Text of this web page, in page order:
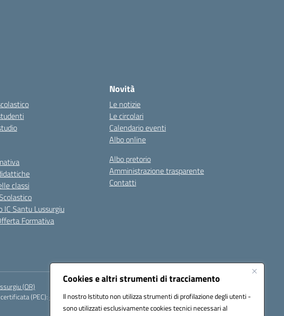
Cookies e altri strumenti di tracciamento
Il nostro Istituto non utilizza strumenti di profilazione degli utenti -
sono utilizzati esclusivamente cookies tecnici necessari al
classi
IC Santu Lussurgiu
Formativa
Novità
Le notizie
Le circolari
Calendario eventi
Albo online
Albo pretorio
Amministrazione trasparente
Contatti
(OR)
(PEC):oric80600g@pec.istruzione.it